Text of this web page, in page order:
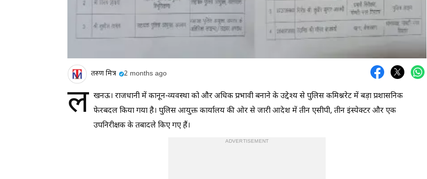
तरुण मित्र 2 months ago
ल खनऊ। राजधानी में कानून-व्यवस्था को और अधिक प्रभावी बनाने के उद्देश्य से पुलिस कमिश्नरेट में बड़ा प्रशासनिक
फेरबदल किया गया है। पुलिस आयुक्त कार्यालय की ओर से जारी आदेश में तीन एसीपी, तीन इंस्पेक्टर और एक
उपनिरीक्षक के तबादले किए गए हैं।
ADVERTISEMENT